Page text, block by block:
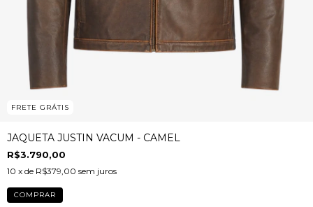
FRETE GRÁTIS
JAQUETA JUSTIN VACUM - CAMEL
R$3.790,00
10 x de R$379,00 sem juros
COMPRAR